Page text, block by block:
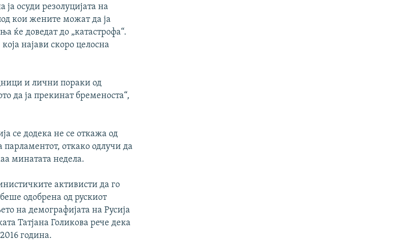
осуди резолуцијата на
кои жените можат да ја
ќе доведат до „катастрофа“.
најави скоро целосна
и лични пораки од
да ја прекинат бременоста“,
се додека не се откажа од
откако одлучи да
минатата недела.
активисти да го
одобрена од рускиот
на демографијата на Русија
Татјана Голикова рече дека
година.